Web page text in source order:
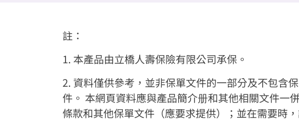
註：
1. 本產品由立橋人壽保險有限公司承保。
2. 資料僅供參考，並非保單文件的一部分及不包含
件。 本網頁資料應與產品簡介册和其他相關文件一
條款和其他保單文件（應要求提供）；並在需要時